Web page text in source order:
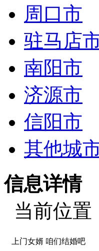
周口市
驻马店
南阳市
济源市
信阳市
其他城
信息详情
当前位置
上门女婿 咱们结婚吧